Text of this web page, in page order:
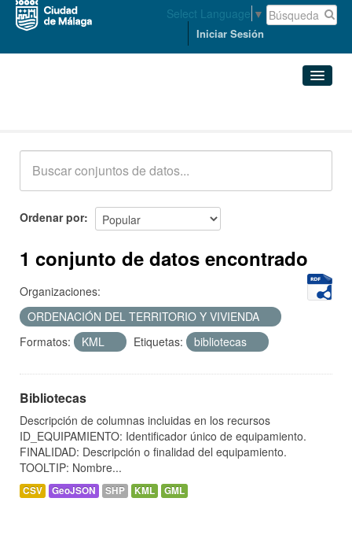
Select Language ▼
Iniciar Sesión
Acerca de
Ordenar por
1 conjunto de datos encontrado
Organizaciones:
ORDENACIÓN DEL TERRITORIO Y VIVIENDA
Formatos:
KML Etiquetas: bibliotecas
Bibliotecas
Descripción de columnas incluidas en los recursos
ID_EQUIPAMIENTO: Identificador único de equipamiento.
FINALIDAD: Descripción o finalidad del equipamiento.
TOOLTIP: Nombre...
CSV GeoJSON SHP KML GML